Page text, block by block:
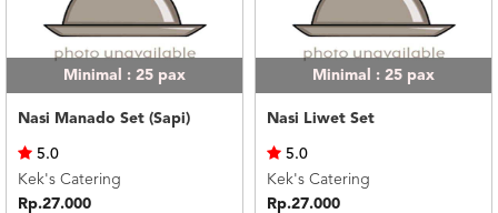
Minimal : 25 pax
Nasi Manado Set (Sapi)
5.0
Kek's Catering
Rp.27.000
Minimal : 25 pax
Nasi Liwet Set
5.0
Kek's Catering
Rp.27.000